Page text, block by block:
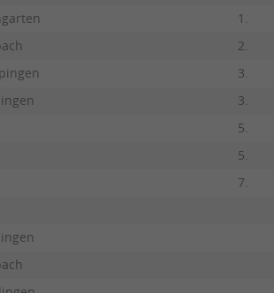
1.
2.
3.
3.
5.
5.
7.